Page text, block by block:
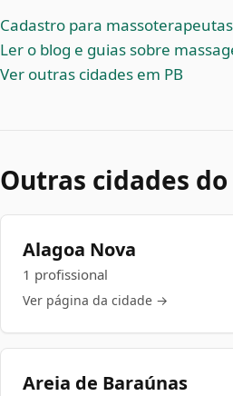
Cadastro para
Ler o blog e guias sobre
Ver outras cidades em PB
Outras cidades
Alagoa Nova
1 profissional
Ver página da cidade →
Areia de Baraúnas